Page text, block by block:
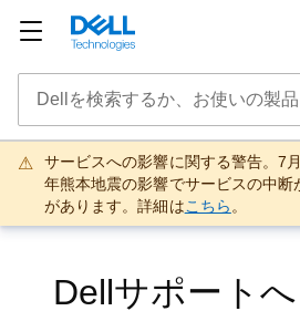
サービスへの影響に関する警告。7
年熊本地震の影響でサービスの中断
があります。詳細はこちら 。
Dellサポート